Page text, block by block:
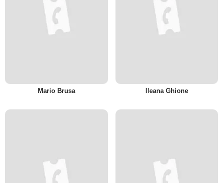
Mario Brusa Ileana Ghione